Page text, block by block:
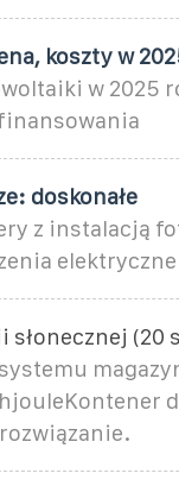
koszty w
w 2025
doskonałe
z instalacją
elektryczne
(20